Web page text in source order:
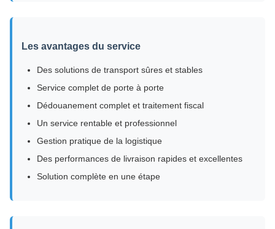
Les avantages du service
Des solutions de transport sûres et stables
Service complet de porte à porte
Dédouanement complet et traitement fiscal
Un service rentable et professionnel
Gestion pratique de la logistique
Des performances de livraison rapides et excellentes
Solution complète en une étape